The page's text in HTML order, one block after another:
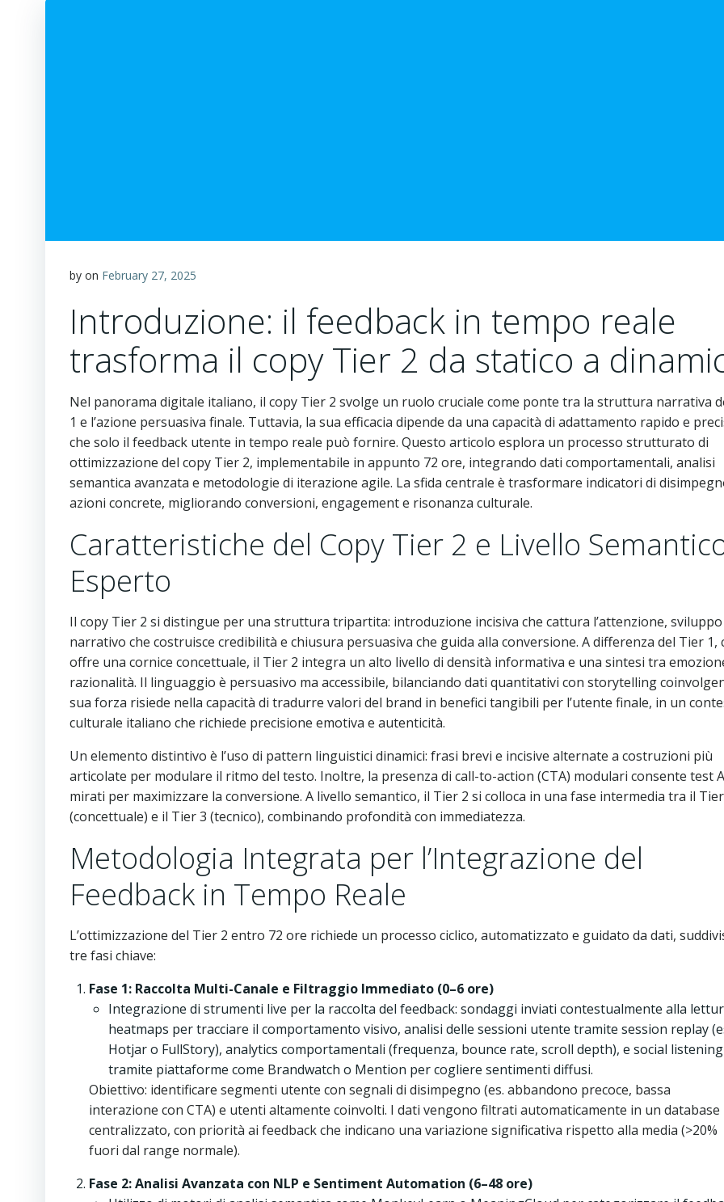
by on February 27, 2025
Introduzione: il feedback in tempo reale
trasforma il copy Tier 2 da statico a
Nel panorama digitale italiano, il copy Tier 2 svolge un ruolo cruciale come ponte tra la struttura narrativa
1 e l’azione persuasiva finale. Tuttavia, la sua efficacia dipende da una capacità di adattamento rapido e
che solo il feedback utente in tempo reale può fornire. Questo articolo esplora un processo strutturato di
ottimizzazione del copy Tier 2, implementabile in appunto 72 ore, integrando dati comportamentali, analisi
semantica avanzata e metodologie di iterazione agile. La sfida centrale è trasformare indicatori di
azioni concrete, migliorando conversioni, engagement e risonanza culturale.
Caratteristiche del Copy Tier 2 e Livello
Esperto
Il copy Tier 2 si distingue per una struttura tripartita: introduzione incisiva che cattura l’attenzione, sviluppo
narrativo che costruisce credibilità e chiusura persuasiva che guida alla conversione. A differenza del Tier 1,
offre una cornice concettuale, il Tier 2 integra un alto livello di densità informativa e una sintesi tra
razionalità. Il linguaggio è persuasivo ma accessibile, bilanciando dati quantitativi con storytelling
sua forza risiede nella capacità di tradurre valori del brand in benefici tangibili per l’utente finale, in un
culturale italiano che richiede precisione emotiva e autenticità.
Un elemento distintivo è l’uso di pattern linguistici dinamici: frasi brevi e incisive alternate a costruzioni più
articolate per modulare il ritmo del testo. Inoltre, la presenza di call-to-action (CTA) modulari consente test
mirati per maximizzare la conversione. A livello semantico, il Tier 2 si colloca in una fase intermedia tra il Tier
(concettuale) e il Tier 3 (tecnico), combinando profondità con immediatezza.
Metodologia Integrata per l’Integrazione del
Feedback in Tempo Reale
L’ottimizzazione del Tier 2 entro 72 ore richiede un processo ciclico, automatizzato e guidato da dati,
tre fasi chiave:
Fase 1: Raccolta Multi-Canale e Filtraggio Immediato (0–6 ore)
Integrazione di strumenti live per la raccolta del feedback: sondaggi inviati contestualmente alla
heatmaps per tracciare il comportamento visivo, analisi delle sessioni utente tramite session replay
Hotjar o FullStory), analytics comportamentali (frequenza, bounce rate, scroll depth), e social listening
tramite piattaforme come Brandwatch o Mention per cogliere sentimenti diffusi.
Obiettivo: identificare segmenti utente con segnali di disimpegno (es. abbandono precoce, bassa
interazione con CTA) e utenti altamente coinvolti. I dati vengono filtrati automaticamente in un database
centralizzato, con priorità ai feedback che indicano una variazione significativa rispetto alla media (>20%
fuori dal range normale).
Fase 2: Analisi Avanzata con NLP e Sentiment Automation (6–48 ore)